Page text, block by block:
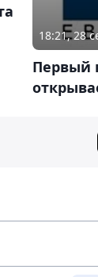
18:21, 28
Первый